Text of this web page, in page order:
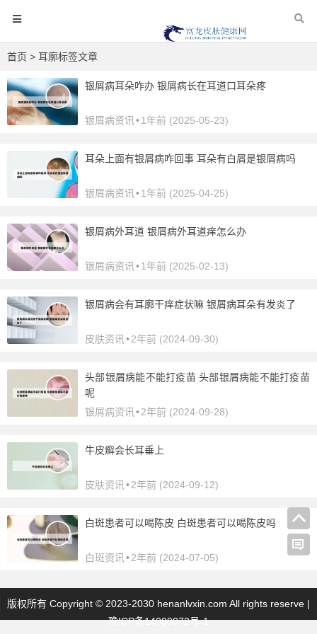
首页 > 耳廓标签文章
银屑病耳朵咋办 银屑病长在耳道口耳朵疼
银屑病资讯 •1年前 (2025-05-23)
耳朵上面有银屑病咋回事 耳朵有白屑是银屑病吗
银屑病资讯 •1年前 (2025-04-25)
银屑病外耳道 银屑病外耳道痒怎么办
银屑病资讯 •1年前 (2025-02-13)
银屑病会有耳廓干痒症状嘛 银屑病耳朵有发炎了
皮肤资讯 •2年前 (2024-09-30)
头部银屑病能不能打疫苗 头部银屑病能不能打疫苗
呢
银屑病资讯 •2年前 (2024-09-28)
牛皮癣会长耳垂上
皮肤资讯 •2年前 (2024-09-12)
白斑患者可以喝陈皮 白斑患者可以喝陈皮吗
白斑资讯 •2年前 (2024-07-05)
版权所有 Copyright © 2023-2030 henanlvxin.com All rights reserve |
豫ICP备14000072号-1